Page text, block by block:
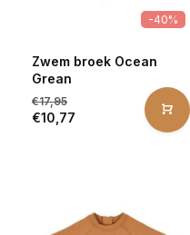
-40%
Zwem broek Ocean
Grean
€17,95
€10,77